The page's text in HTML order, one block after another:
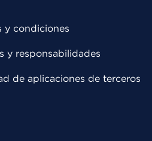
y condiciones
y responsabilidades
de aplicaciones de terceros